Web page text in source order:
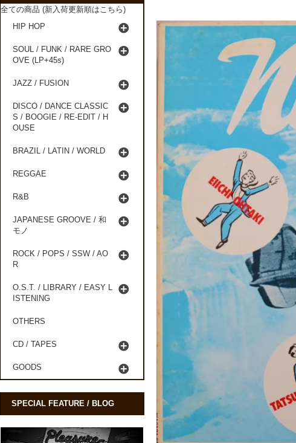
全ての商品 (新入荷更新順はこちら)
HIP HOP
SOUL / FUNK / RARE GRO
OVE (LP+45s)
JAZZ / FUSION
DISCO / DANCE CLASSIC
S / BOOGIE / RE-EDIT / H
OUSE
BRAZIL / LATIN / WORLD
REGGAE
R&B
JAPANESE GROOVE / 和
モノ
ROCK / POPS / SSW / AO
R
O.S.T. / LIBRARY / EASY L
ISTENING
OTHERS
CD / TAPES
GOODS
SPECIAL FEATURE / BLOG